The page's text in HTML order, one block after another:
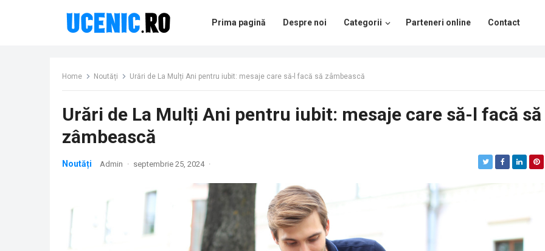
Prima pagină Despre noi Categorii Parteneri online Contact
Home Noutăți Urări de La Mulți Ani pentru iubit: mesaje care să-l facă să zâmbească
Urări de La Mulți Ani pentru iubit: mesaje care să-l facă să
zâmbească
Noutăți Admin · septembrie 25, 2024 ·